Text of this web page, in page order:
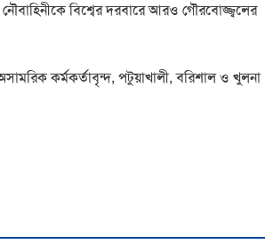
নৌবাহিনীকে বিশ্বের দরবারে আরও গৌরবোজ্জ্বলের
কর্মকর্তাবৃন্দ, পটুয়াখালী, বরিশাল ও খুলনা